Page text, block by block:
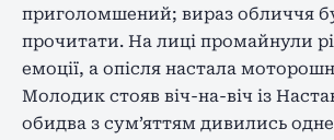
приголомшений; вираз обличчя
прочитати. На лиці промайнули
емоції, а опісля настала
Молодик стояв віч-на-віч із
обидва з сум’яттям дивились